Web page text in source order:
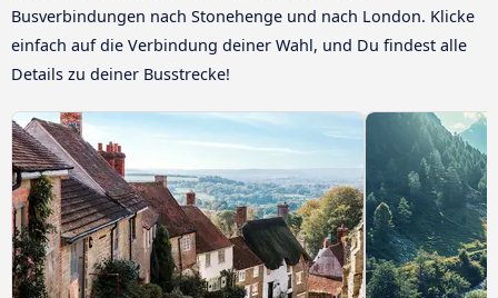
Busverbindungen nach Stonehenge und nach London. Klicke
einfach auf die Verbindung deiner Wahl, und Du findest alle
Details zu deiner Busstrecke!